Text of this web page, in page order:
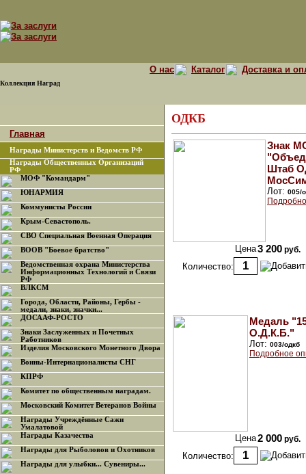
Коллекция Наград
О нас Каталог Доставка и
Главная
Награды Министерств и Ведомств РФ
Награды Общественных Организаций
РФ
МОФ "Командарм"
ЮНАРМИЯ
Коммунисты России
Крым-Севастополь.
СВО Специальная Военная Операция
ВООВ "Боевое братство"
Ведомственная охрана Министерства
Информационных Технологий и Связи
РФ
ВЛКСМ
Города, Области, Районы, Гербы -
медали, знаки, значки...
ДОСААФ-РОСТО
Знаки Заслуженных и Почетных
Работников
Изделия Московского Монетного Двора
Воины-Интернационалисты СНГ
КПРФ
Комитет по общественным наградам.
Московский Комитет Ветеранов Войны
Награды Учреждённые Сажи
Умалатовой
Награды Казачества
Награды для Рыболовов и Охотников
Награды для улыбки... Сувениры...
ОДКБ
Знак
Штаб
Лот: 005/
Цена3 200 руб.
Количество:
Медаль
О.Д.К.Б."
Лот: 003/одкб
Подробное
Цена2 000 руб.
Количество: